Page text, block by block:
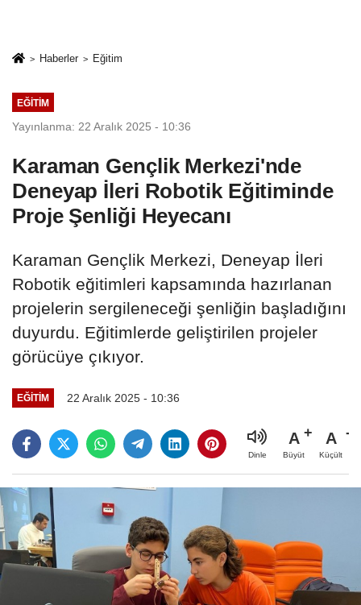
Haberler Eğitim
EĞITIM
Yayınlanma: 22 Aralık 2025 - 10:36
Karaman Gençlik Merkezi'nde
Deneyap İleri Robotik Eğitiminde
Proje Şenliği Heyecanı
Karaman Gençlik Merkezi, Deneyap İleri
Robotik eğitimleri kapsamında hazırlanan
projelerin sergileneceği şenliğin başladığını
duyurdu. Eğitimlerde geliştirilen projeler
görücüye çıkıyor.
EĞITIM 22 Aralık 2025 - 10:36
Dinle
A
Büyüt
A
Küçült